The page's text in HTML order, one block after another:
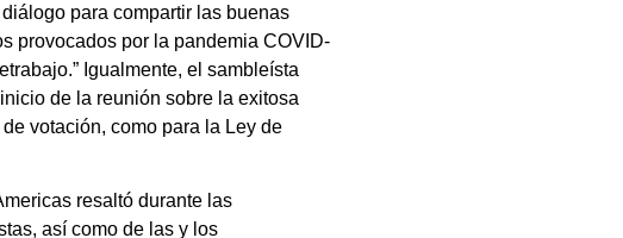
para compartir las buenas
provocados por la pandemia COVID-
Igualmente, el sambleísta
de la reunión sobre la exitosa
votación, como para la Ley de
resaltó durante las
así como de las y los